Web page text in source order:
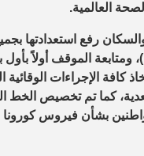
العالمية.
رفع استعدادتها بجميع
ومتابعة الموقف أولاً
كافة الإجراءات
بشأن فيروس كورونا